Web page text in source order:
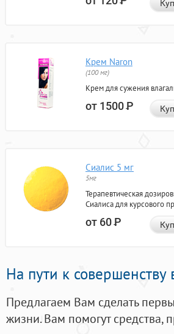
Крем Naron
(100 мг)
Крем для сужения
от 1500Р
Сиалис 5 мг
5мг
Терапевтическая
Сиалиса для курсового
от 60Р
На пути к совершенству
Предлагаем Вам сделать
жизни. Вам помогут средства,